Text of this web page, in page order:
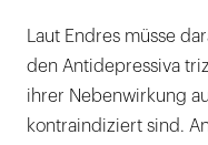
Laut Endres müsse
den Antidepressiva
ihrer Nebenwirkung
kontraindiziert sind.